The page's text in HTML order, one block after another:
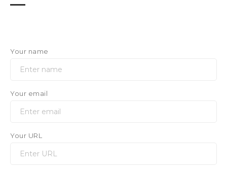
Your name
Your email
Your URL